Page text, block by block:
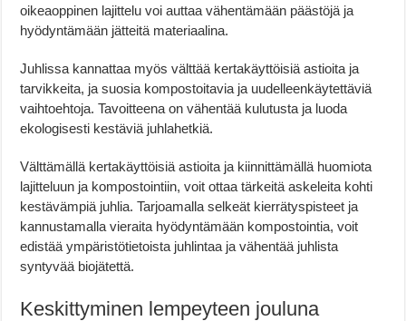
oikeaoppinen lajittelu voi auttaa vähentämään päästöjä ja
hyödyntämään jätteitä materiaalina.
Juhlissa kannattaa myös välttää kertakäyttöisiä astioita ja
tarvikkeita, ja suosia kompostoitavia ja uudelleenkäytettäviä
vaihtoehtoja. Tavoitteena on vähentää kulutusta ja luoda
ekologisesti kestäviä juhlahetkiä.
Välttämällä kertakäyttöisiä astioita ja kiinnittämällä huomiota
lajitteluun ja kompostointiin, voit ottaa tärkeitä askeleita kohti
kestävämpiä juhlia. Tarjoamalla selkeät kierrätyspisteet ja
kannustamalla vieraita hyödyntämään kompostointia, voit
edistää ympäristötietoista juhlintaa ja vähentää juhlista
syntyvää biojätettä.
Keskittyminen lempeyteen jouluna